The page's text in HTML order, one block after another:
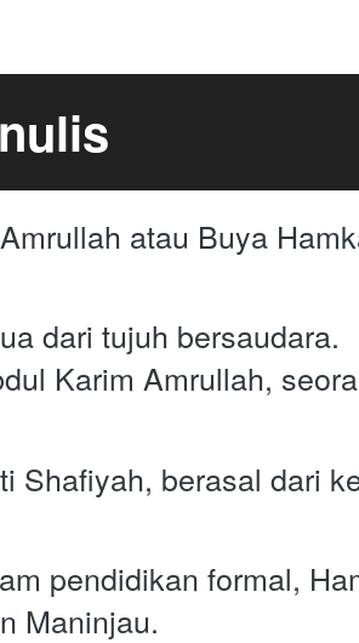
atau Buya
dari tujuh bersaudara.
Karim Amrullah,
Shafiyah, berasal dari
pendidikan formal,
Maninjau.